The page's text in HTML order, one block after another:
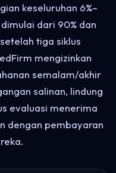
keseluruhan 6%–
dari 90% dan
tiga siklus
mengizinkan
semalam/akhir
salinan, lindung
evaluasi menerima
dengan pembayaran